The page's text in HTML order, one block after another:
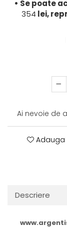
• Se poate
354 lei,
Ai nevoie de
Adauga
Descriere